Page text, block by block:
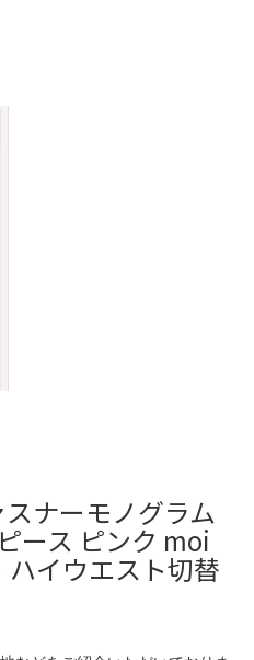
ナーモノグラム
ース ピンク moi
イウエスト切替